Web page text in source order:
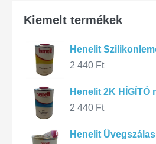
Kiemelt termékek
Henelit
2 440 Ft
Henelit 2K HÍGÍTÓ
2 440 Ft
Henelit